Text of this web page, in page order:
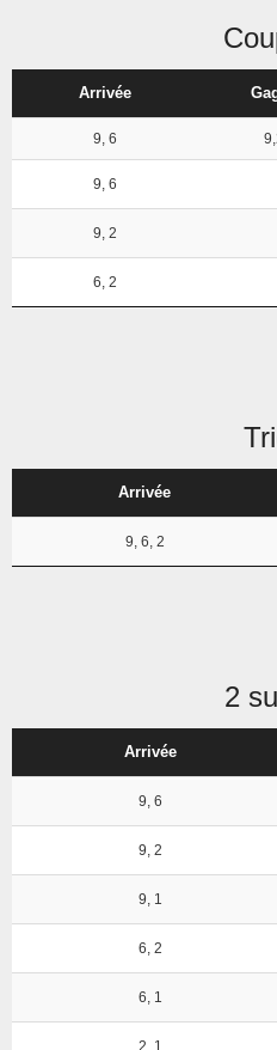
Arrivée
9, 6
9, 6
9, 2
6, 2
Arrivée
9, 6, 2
2
Arrivée
9, 6
9, 2
9, 1
6, 2
6, 1
2, 1